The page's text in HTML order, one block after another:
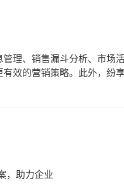
理、销售漏斗分析、市场
效的营销策略。此外，纷
，助力企业